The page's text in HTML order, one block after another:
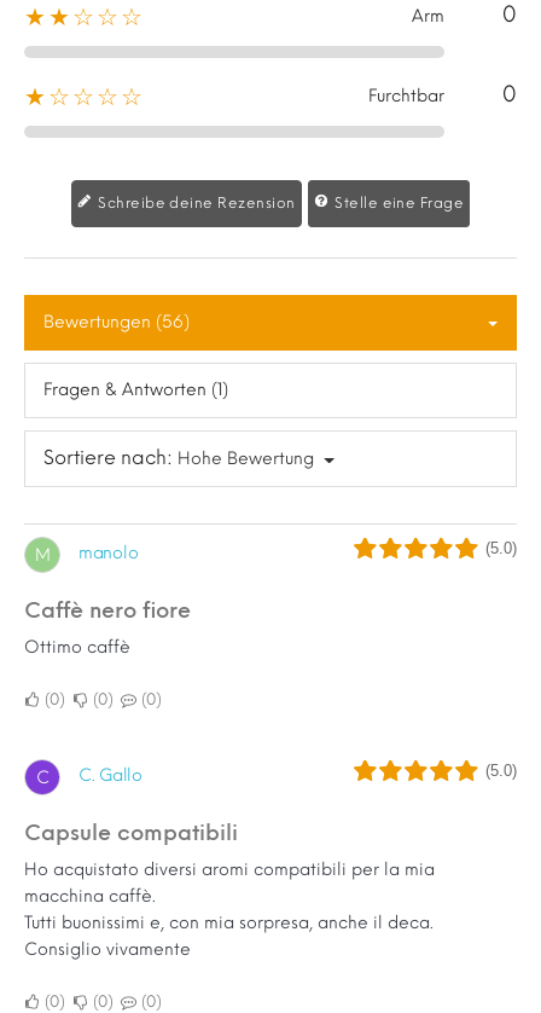
★★☆☆☆ Arm 0
★☆☆☆☆ Furchtbar 0
Schreibe deine Rezension Stelle eine Frage
Bewertungen (56)
Fragen & Antworten (1)
Sortiere nach: Hohe Bewertung
M manolo (5.0)
Caffè nero fiore
Ottimo caffè
0 0 0
C C. Gallo (5.0)
Capsule compatibili
Ho acquistato diversi aromi compatibili per la mia
macchina caffè.
Tutti buonissimi e, con mia sorpresa, anche il deca.
Consiglio vivamente
0 0 0